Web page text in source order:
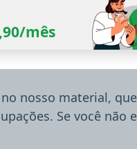
mês
nosso material,
Se você não